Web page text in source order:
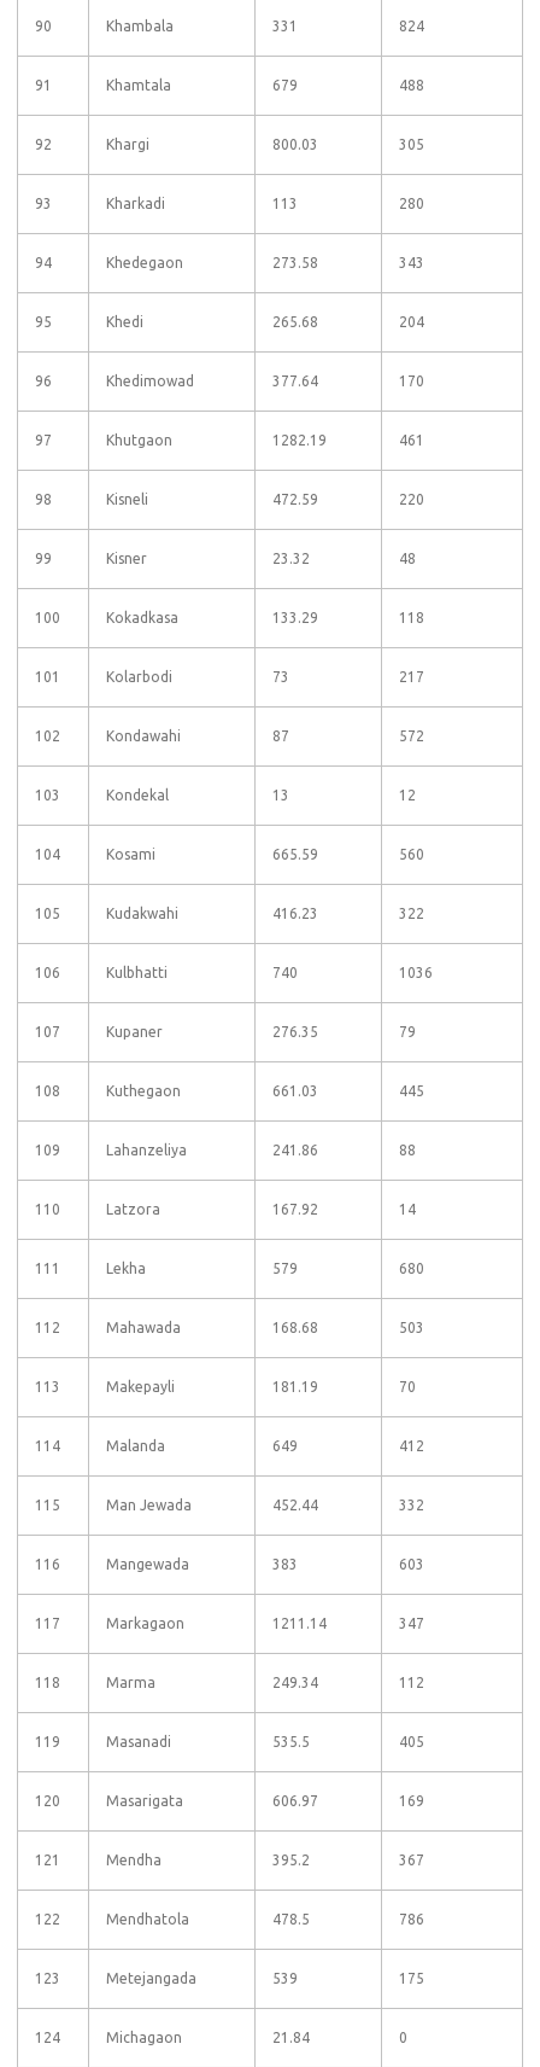
90 Khambala 331 824
91 Khamtala 679 488
92 Khargi 800.03 305
93 Kharkadi 113 280
94 Khedegaon 273.58 343
95 Khedi 265.68 204
96 Khedimowad 377.64 170
97 Khutgaon 1282.19 461
98 Kisneli 472.59 220
99 Kisner 23.32 48
100 Kokadkasa 133.29 118
101 Kolarbodi 73 217
102 Kondawahi 87 572
103 Kondekal 13 12
104 Kosami 665.59 560
105 Kudakwahi 416.23 322
106 Kulbhatti 740 1036
107 Kupaner 276.35 79
108 Kuthegaon 661.03 445
109 Lahanzeliya 241.86 88
110 Latzora 167.92 14
111 Lekha 579 680
112 Mahawada 168.68 503
113 Makepayli 181.19 70
114 Malanda 649 412
115 Man Jewada 452.44 332
116 Mangewada 383 603
117 Markagaon 1211.14 347
118 Marma 249.34 112
119 Masanadi 535.5 405
120 Masarigata 606.97 169
121 Mendha 395.2 367
122 Mendhatola 478.5 786
123 Metejangada 539 175
124 Michagaon 21.84 0